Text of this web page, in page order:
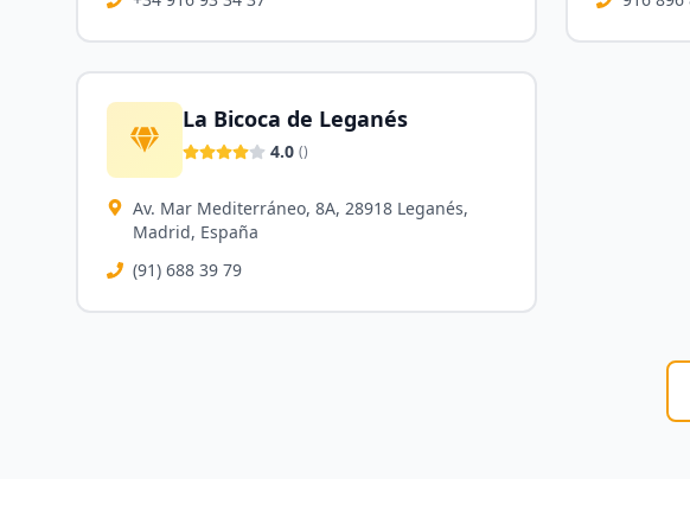
La Bicoca de Leganés
4.0 ()
Av. Mar Mediterráneo, 8A, 28918 Leganés,
Madrid, España
(91) 688 39 79